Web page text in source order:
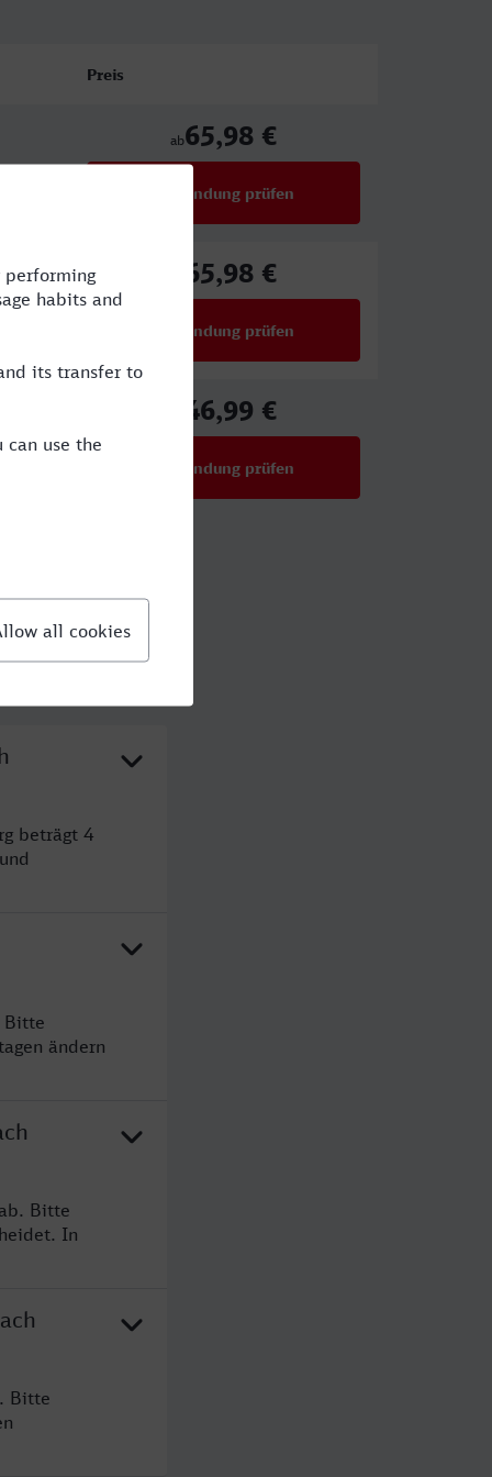
Preis
ab65,98 €
Verbindung prüfen
65,98 €
Verbindung prüfen
46,99 €
Verbindung prüfen
beträgt 4
Bitte
ändern
Bitte
In
Bitte